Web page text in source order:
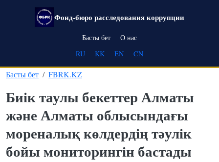
Skip to main content
Фонд-бюро расследования коррупции
Main navigation
Басты бет
О нас
RU
KK EN CN
Басты бет FBRK.KZ
Биік таулы бекеттер Алматы
және Алматы облысындағы
мореналық көлдердің тәулік
бойы мониторингін бастады